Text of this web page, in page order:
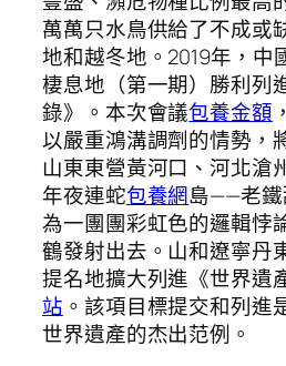
萬萬只水鳥供給了不成或
地和越冬地。2019年，中
棲息地（第一期）勝利列
錄》。本次會議包養金額
以嚴重鴻溝調劑的情勢，
山東東營黃河口、河北滄
年夜連蛇包養網島——老鐵
為一團團彩虹色的邏輯悖
鶴發射出去。山和遼寧丹
提名地擴大列進《世界遺
站 。該項目標提交和列進
世界遺產的杰出范例。